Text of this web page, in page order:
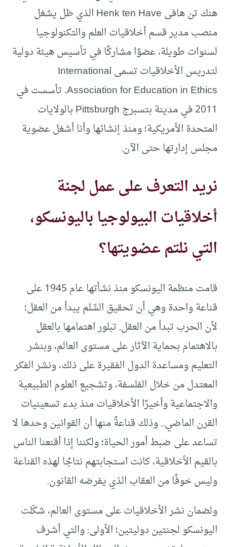
هنك تن هافى Henk ten Have الذي ظل يشغل
منصب مدير قسم أخلاقيات العلم والتكنولوجيا
لسنوات طويلة، عضوًا مشاركًا في تأسيس هيئة دولية
لتدريس الأخلاقيات تسمى International
Association for Education in Ethics. تأسست في
2011 في مدينة بتسبرج Pittsburgh بالولايات
المتحدة الأمريكية؛ ومنذ إنشائها وأنا أشغل عضوية
مجلس إدارتها حتى الآن.
نريد التعرف على عمل لجنة
أخلاقيات البيولوجيا باليونسكو،
التي نلتم عضويتها؟
قامت منظمة اليونسكو منذ نشأتها عام 1945 على
قناعة واحدة وهي أن تحقيق السِّلم يبدأ من العقل؛
لأن الحرب تبدأ من العقل. تبلور اهتمامها بالعقل
بالاهتمام بحماية الآثار على مستوى العالم، وبنشر
التعليم ومساعدة الدول الفقيرة على ذلك، ونشر الفكر
المعتدل من خلال الفلسفة، وتشجيع العلوم الطبيعية
والاجتماعية وأخيرًا الأخلاقيات منذ بدء تسعينيات
القرن الماضي.. وذلك قناعةً منها أن القوانين وحدها لا
تساعد على ضبط أمور الحياة؛ ولكننا إذا أقنعنا الناس
بالقيم الأخلاقية، كانت استجابتهم نتاجًا لهذه القناعة
وليس خوفًا من العقاب الذي يفرضه القانون.
ولضمان نشر الأخلاقيات على مستوى العالم، شكّلت
اليونسكو لجنتين دوليتين؛ الأولى: والتي أشرف